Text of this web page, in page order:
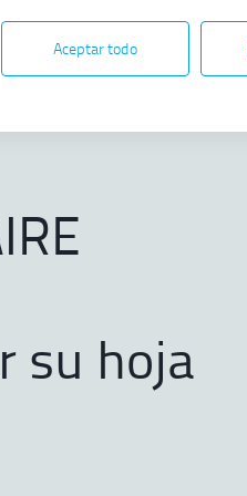
hoja de ruta hasta el 2030
su hoja
Aceptar todo